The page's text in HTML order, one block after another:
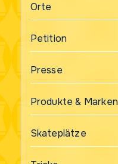
Orte
Petition
Presse
Produkte & Marken
Skateplätze